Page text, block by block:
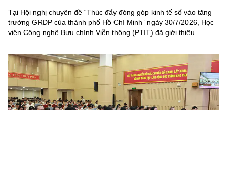
Tại Hội nghị chuyên đề “Thúc đẩy đóng góp kinh tế số vào tăng
trưởng GRDP của thành phố Hồ Chí Minh” ngày 30/7/2026, Học
viện Công nghệ Bưu chính Viễn thông (PTIT) đã giới thiệu...